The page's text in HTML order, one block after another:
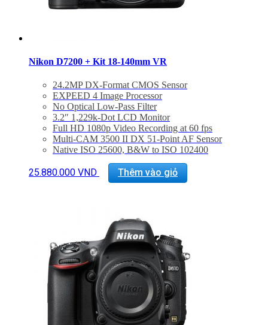
Nikon D7200 + Kit 18-140mm VR
24.2MP DX-Format CMOS Sensor
EXPEED 4 Image Processor
No Optical Low-Pass Filter
3.2″ 1,229k-Dot LCD Monitor
Full HD 1080p Video Recording at 60 fps
Multi-CAM 3500 II DX 51-Point AF Sensor
Native ISO 25600, B&W to ISO 102400
6 fps Shooting for Up to 100 Frames
Built-In Wi-Fi Connectivity with NFC
DX NIKKOR 18-140mm f/3.5-5.6G ED VR Len
25.880.000 VND Thêm vào giỏ